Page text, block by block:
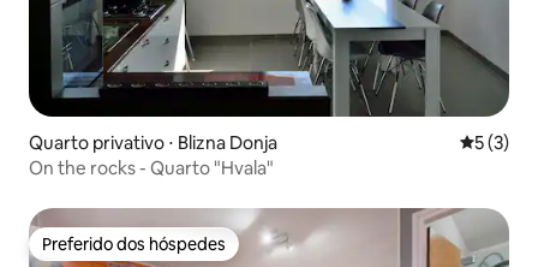
Quarto privativo ⋅ Blizna Donja 5 de
5 (3)
On the rocks - Quarto "Hvala"
Preferido dos hóspedes
Preferido dos hóspedes